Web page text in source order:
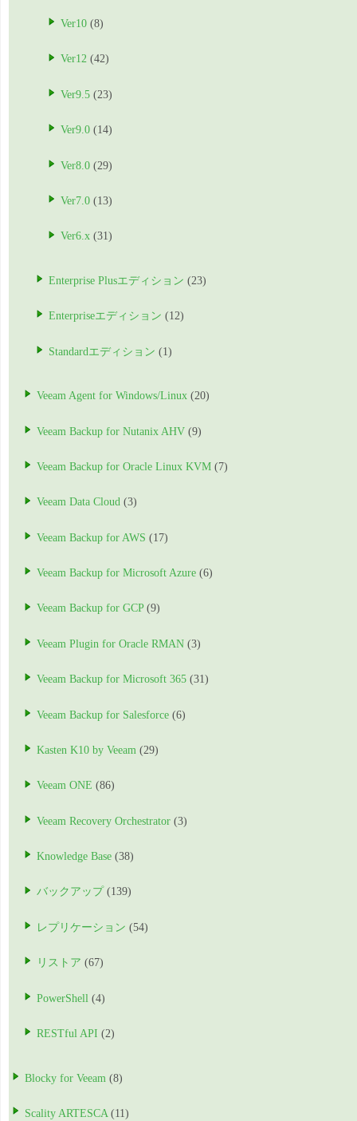
Ver10 (8)
Ver12 (42)
Ver9.5 (23)
Ver9.0 (14)
Ver8.0 (29)
Ver7.0 (13)
Ver6.x (31)
Enterprise Plusエディション (23)
Enterpriseエディション (12)
Standardエディション (1)
Veeam Agent for Windows/Linux (20)
Veeam Backup for Nutanix AHV (9)
Veeam Backup for Oracle Linux KVM (7)
Veeam Data Cloud (3)
Veeam Backup for AWS (17)
Veeam Backup for Microsoft Azure (6)
Veeam Backup for GCP(9)
Veeam Plugin for Oracle RMAN (3)
Veeam Backup for Microsoft 365 (31)
Veeam Backup for Salesforce (6)
Kasten K10 by Veeam (29)
Veeam ONE (86)
Veeam Recovery Orchestrator (3)
Knowledge Base (38)
バックアップ (139)
レプリケーション (54)
リストア (67)
PowerShell (4)
RESTful API (2)
Blocky for Veeam (8)
Scality ARTESCA (11)